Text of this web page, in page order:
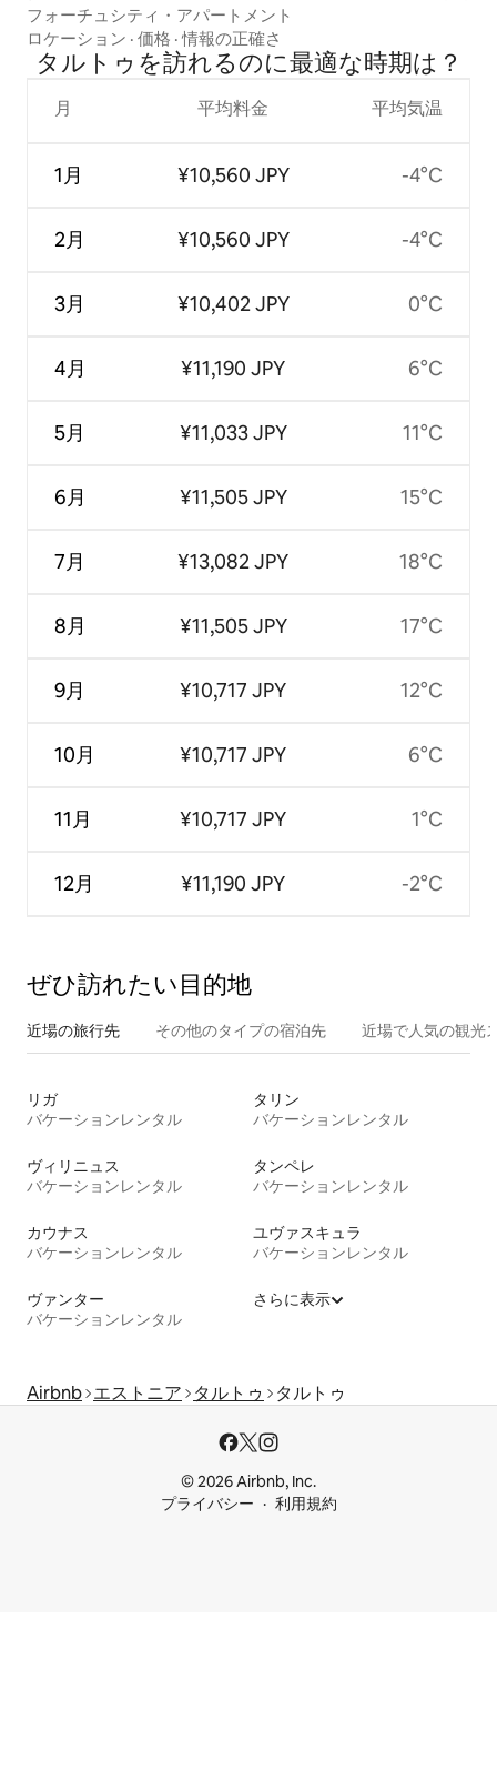
フォーチュシティ・アパートメント
ロケーション · 価格 ·情報の正確さ
タルトゥを訪⁠れ⁠るの⁠に最⁠適⁠な時⁠期⁠は⁠？
月
1月
2月
3月
4月
5月
6月
7月
8月
9月
10月
11月
12月
平均料金
¥10,560 JPY
¥10,560 JPY
¥10,402 JPY
¥11,190 JPY
¥11,033 JPY
¥11,505 JPY
¥13,082 JPY
¥11,505 JPY
¥10,717 JPY
¥10,717 JPY
¥10,717 JPY
¥11,190 JPY
平均気温
-4°C
-4°C
0°C
6°C
11°C
15°C
18°C
17°C
12°C
6°C
1°C
-2°C
ぜひ訪⁠れ⁠た⁠い目⁠的⁠地
近場の旅行先 その他のタ⁠イ⁠プ⁠の宿⁠泊⁠先 近場で人気の観光
リガ
バケーションレンタル
タリン
バケーションレンタル
ヴィリニュス
バケーションレンタル
タンペレ
バケーションレンタル
カウナス
バケーションレンタル
ユヴァスキュラ
バケーションレンタル
ヴァンター
バケーションレンタル
さらに表示
Airbnb エストニア タルトゥ タルトゥ
© 2026 Airbnb, Inc.
プライバシー
利用規約